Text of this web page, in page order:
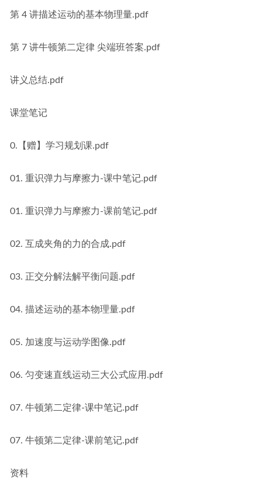
第 4 讲描述运动的基本物理量.pdf
第 7 讲牛顿第二定律 尖端班答案.pdf
讲义总结.pdf
课堂笔记
0.【赠】学习规划课.pdf
01. 重识弹力与摩擦力-课中笔记.pdf
01. 重识弹力与摩擦力-课前笔记.pdf
02. 互成夹角的力的合成.pdf
03. 正交分解法解平衡问题.pdf
04. 描述运动的基本物理量.pdf
05. 加速度与运动学图像.pdf
06. 匀变速直线运动三大公式应用.pdf
07. 牛顿第二定律-课中笔记.pdf
07. 牛顿第二定律-课前笔记.pdf
资料